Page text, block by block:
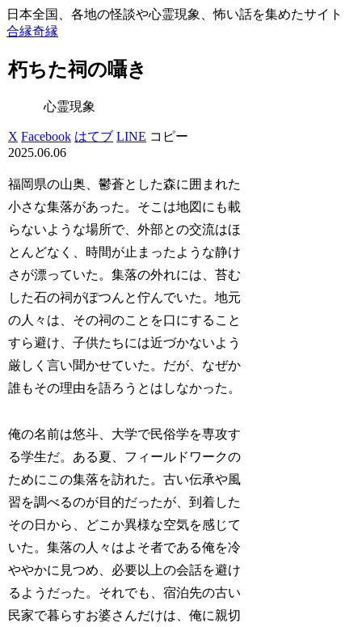
日本全国、各地の怪談や心霊現象、怖い話を集めたサイト
合縁奇縁
朽ちた祠の囁き
心霊現象
X Facebook はてブ LINE コピー
2025.06.06
福岡県の山奥、鬱蒼とした森に囲まれた
小さな集落があった。そこは地図にも載
らないような場所で、外部との交流はほ
とんどなく、時間が止まったような静け
さが漂っていた。集落の外れには、苔む
した石の祠がぽつんと佇んでいた。地元
の人々は、その祠のことを口にすること
すら避け、子供たちには近づかないよう
厳しく言い聞かせていた。だが、なぜか
誰もその理由を語ろうとはしなかった。
俺の名前は悠斗、大学で民俗学を専攻す
る学生だ。ある夏、フィールドワークの
ためにこの集落を訪れた。古い伝承や風
習を調べるのが目的だったが、到着した
その日から、どこか異様な空気を感じて
いた。集落の人々はよそ者である俺を冷
ややかに見つめ、必要以上の会話を避け
るようだった。それでも、宿泊先の古い
民家で暮らすお婆さんだけは、俺に親切